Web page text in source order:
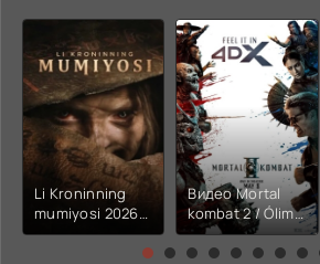
Li Kroninning
mumiyosi 2026
(uzbek tilida
kino) tarjima HD
Видео Mortal
kombat 2 / Ólim
jangi 2 (2026)
Uzbek tilida